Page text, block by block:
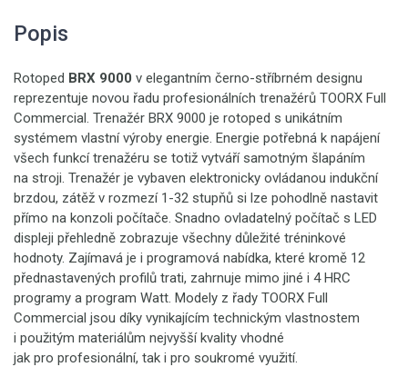
Popis
Rotoped BRX 9000 v elegantním černo-stříbrném designu
reprezentuje novou řadu profesionálních trenažérů TOORX Full
Commercial. Trenažér BRX 9000 je rotoped s unikátním
systémem vlastní výroby energie. Energie potřebná k napájení
všech funkcí trenažéru se totiž vytváří samotným šlapáním
na stroji. Trenažér je vybaven elektronicky ovládanou indukční
brzdou, zátěž v rozmezí 1-32 stupňů si lze pohodlně nastavit
přímo na konzoli počítače. Snadno ovladatelný počítač s LED
displeji přehledně zobrazuje všechny důležité tréninkové
hodnoty. Zajímavá je i programová nabídka, které kromě 12
přednastavených profilů trati, zahrnuje mimo jiné i 4 HRC
programy a program Watt. Modely z řady TOORX Full
Commercial jsou díky vynikajícím technickým vlastnostem
i použitým materiálům nejvyšší kvality vhodné
jak pro profesionální, tak i pro soukromé využití.